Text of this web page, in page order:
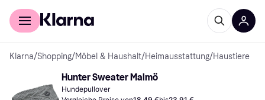
Für Shopper
Klarna/Shopping/Möbel & Haushalt/Heimausstattung/Haustiere
Hunter Sweater Malmö
Hundepullover